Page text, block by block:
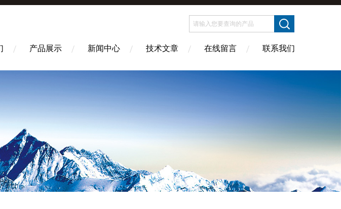
产品展示 新闻中心 技术文章 在线留言 联系我们